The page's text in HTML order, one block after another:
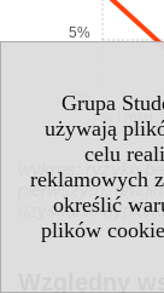
Grupa
używają
celu
reklamowych
określić
plików
w I roku
0%
5%
wykres: ryzyko
pierwszym,
uzyskaniu